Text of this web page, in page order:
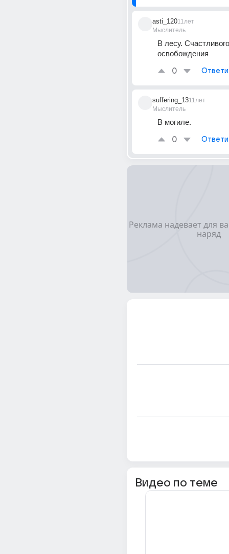
asti_120
Мыслитель
11лет
В лесу. Счастливого
освобождения
0
suffering_13
Мыслитель
11лет
В могиле.
0
Видео по теме